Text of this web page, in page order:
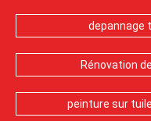
depannage
Rénovation
peinture sur